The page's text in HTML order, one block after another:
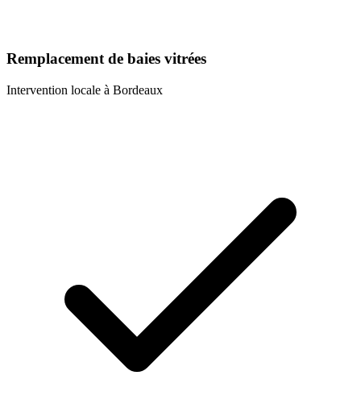
Remplacement de baies vitrées
Intervention locale à Bordeaux